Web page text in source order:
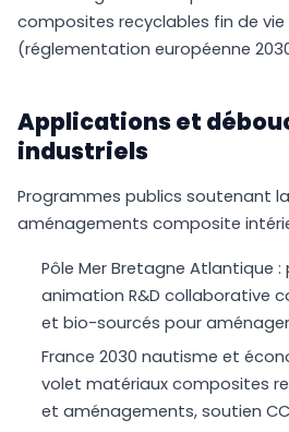
composites recyclables fin de vie
(réglementation européenne
Applications et
industriels
Programmes publics soutenant
aménagements composite
Pôle Mer Bretagne Atlantique
animation R&D collaborative
et bio-sourcés pour
France 2030 nautisme et
volet matériaux composites
et aménagements, soutien